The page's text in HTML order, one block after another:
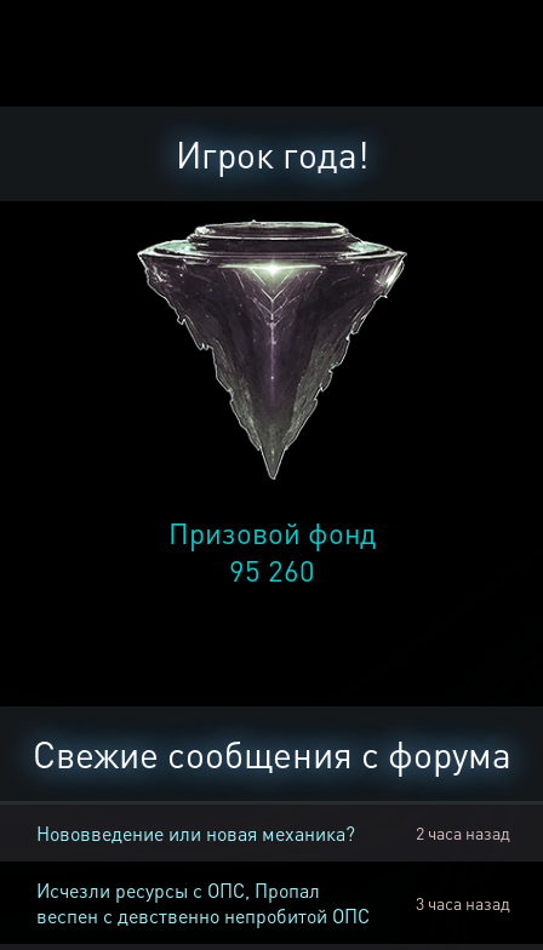
Игрок года!
Призовой фонд
95 260
Свежие сообщения с форума
Нововведение или новая механика? 2 часа назад
Исчезли ресурсы с ОПС, Пропал
веспен с девственно непробитой ОПС
3 часа назад